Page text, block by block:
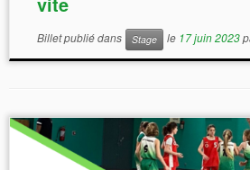
Billet publié dans Stage le 17 juin 2023